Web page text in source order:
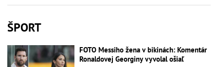
ŠPORT
FOTO Messiho žena v bikinách: Komentár
Ronaldovej Georginy vyvolal ošiaľ